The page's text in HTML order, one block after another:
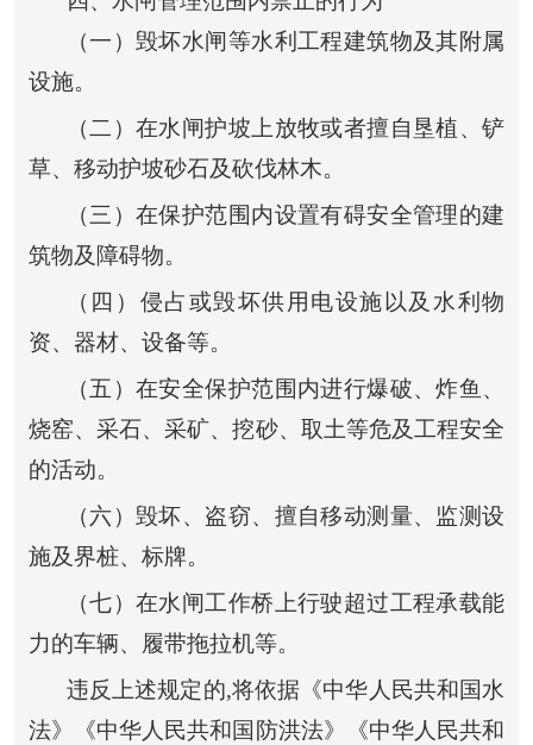
（一）毁坏水闸等水利工程建筑物及其附属
设施。
（二）在水闸护坡上放牧或者擅自垦植、铲
草、移动护坡砂石及砍伐林木。
（三）在保护范围内设置有碍安全管理的建
筑物及障碍物。
（四）侵占或毁坏供用电设施以及水利物
资、器材、设备等。
（五）在安全保护范围内进行爆破、炸鱼、
烧窑、采石、采矿、挖砂、取土等危及工程安全
的活动。
（六）毁坏、盗窃、擅自移动测量、监测设
施及界桩、标牌。
（七）在水闸工作桥上行驶超过工程承载能
力的车辆、履带拖拉机等。
违反上述规定的,将依据《中华人民共和国水
法》《中华人民共和国防洪法》《中华人民共和